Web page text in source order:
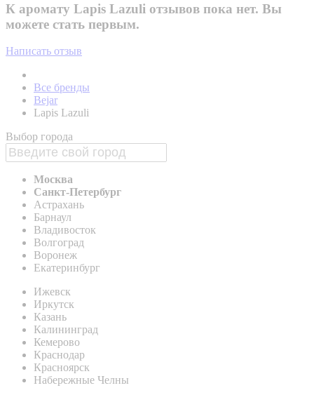
К аромату Lapis Lazuli отзывов пока нет. Вы
можете стать первым.
Написать отзыв
Все бренды
Bejar
Lapis Lazuli
Выбор города
Москва
Санкт-Петербург
Астрахань
Барнаул
Владивосток
Волгоград
Воронеж
Екатеринбург
Ижевск
Иркутск
Казань
Калининград
Кемерово
Краснодар
Красноярск
Набережные Челны